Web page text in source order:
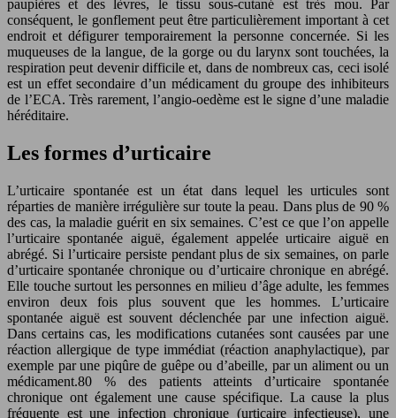
paupières et des lèvres, le tissu sous-cutané est très mou. Par
conséquent, le gonflement peut être particulièrement important à cet
endroit et défigurer temporairement la personne concernée. Si les
muqueuses de la langue, de la gorge ou du larynx sont touchées, la
respiration peut devenir difficile et, dans de nombreux cas, ceci isolé
est un effet secondaire d’un médicament du groupe des inhibiteurs
de l’ECA. Très rarement, l’angio-oedème est le signe d’une maladie
héréditaire.
Les formes d’urticaire
L’urticaire spontanée est un état dans lequel les urticules sont
réparties de manière irrégulière sur toute la peau. Dans plus de 90 %
des cas, la maladie guérit en six semaines. C’est ce que l’on appelle
l’urticaire spontanée aiguë, également appelée urticaire aiguë en
abrégé. Si l’urticaire persiste pendant plus de six semaines, on parle
d’urticaire spontanée chronique ou d’urticaire chronique en abrégé.
Elle touche surtout les personnes en milieu d’âge adulte, les femmes
environ deux fois plus souvent que les hommes. L’urticaire
spontanée aiguë est souvent déclenchée par une infection aiguë.
Dans certains cas, les modifications cutanées sont causées par une
réaction allergique de type immédiat (réaction anaphylactique), par
exemple par une piqûre de guêpe ou d’abeille, par un aliment ou un
médicament.80 % des patients atteints d’urticaire spontanée
chronique ont également une cause spécifique. La cause la plus
fréquente est une infection chronique (urticaire infectieuse), une